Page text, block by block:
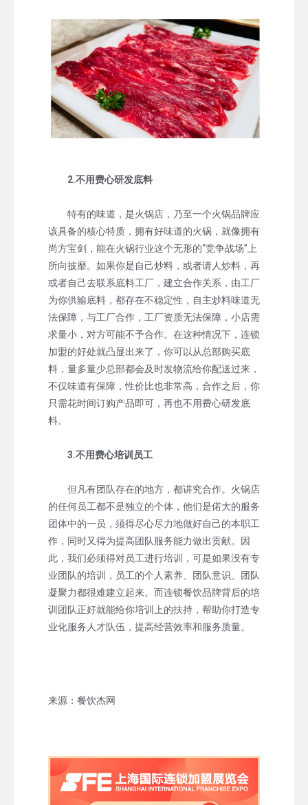
2.不用费心研发底料
特有的味道，是火锅店，乃至一个火锅品牌应
该具备的核心特质，拥有好味道的火锅，就像拥有
尚方宝剑，能在火锅行业这个无形的“竞争战场”上
所向披靡。如果你是自己炒料，或者请人炒料，再
或者自己去联系底料工厂，建立合作关系，由工厂
为你供输底料，都存在不稳定性，自主炒料味道无
法保障，与工厂合作，工厂资质无法保障，小店需
求量小，对方可能不予合作。在这种情况下，连锁
加盟的好处就凸显出来了，你可以从总部购买底
料，量多量少总部都会及时发物流给你配送过来，
不仅味道有保障，性价比也非常高，合作之后，你
只需花时间订购产品即可，再也不用费心研发底
料。
3.不用费心培训员工
但凡有团队存在的地方，都讲究合作。火锅店
的任何员工都不是独立的个体，他们是偌大的服务
团体中的一员，须得尽心尽力地做好自己的本职工
作，同时又得为提高团队服务能力做出贡献。因
此，我们必须得对员工进行培训，可是如果没有专
业团队的培训，员工的个人素养、团队意识、团队
凝聚力都很难建立起来。而连锁餐饮品牌背后的培
训团队正好就能给你培训上的扶持，帮助你打造专
业化服务人才队伍，提高经营效率和服务质量。
来源：餐饮杰网